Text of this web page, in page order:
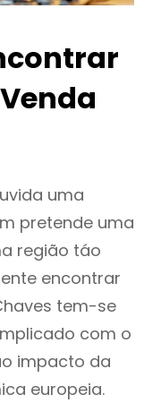
uma
pretende uma
região táo
encontrar
tem-se
com o
impacto da
europeia.